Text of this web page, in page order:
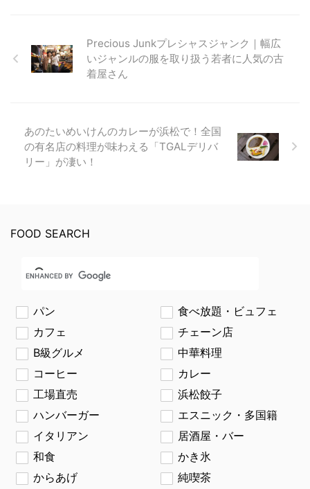
Precious Junkプレシャスジャンク｜幅広
いジャンルの服を取り扱う若者に人気の古
着屋さん
あのたいめいけんのカレーが浜松で！全国
の有名店の料理が味わえる「TGALデリバ
リー」が凄い！
FOOD SEARCH
パン
食べ放題・ビュフェ
カフェ
チェーン店
B級グルメ
中華料理
コーヒー
カレー
工場直売
浜松餃子
ハンバーガー
エスニック・多国籍
イタリアン
居酒屋・バー
和食
かき氷
からあげ
純喫茶